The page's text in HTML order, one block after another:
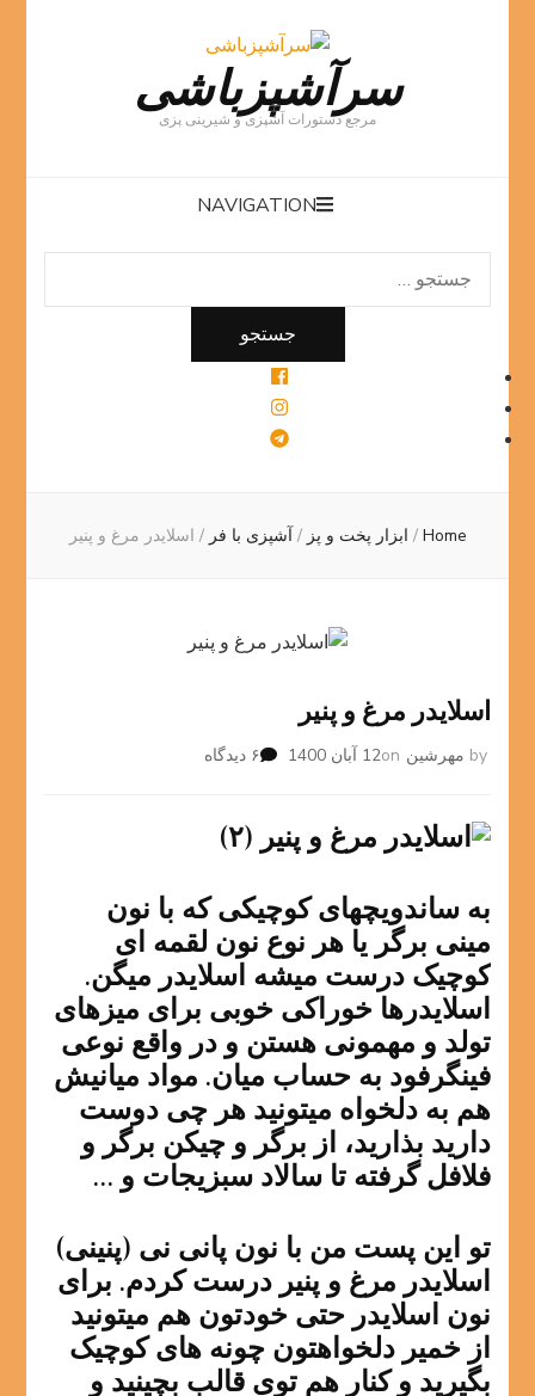
سرآشپزباشی
مرجع دستورات آشپزی و شیرینی پزی
NAVIGATION
Home
/ ابزار پخت و پز/ آشپزی با فر/ اسلایدر مرغ و پنیر
اسلایدر مرغ و پنیر
by مهرشین on12 آبان 1400 ۶ دیدگاه
به ساندویچهای کوچیکی که با نون
مینی برگر یا هر نوع نون لقمه ای
کوچیک درست میشه اسلایدر میگن.
اسلایدرها خوراکی خوبی برای میزهای
تولد و مهمونی هستن و در واقع نوعی
فینگرفود به حساب میان. مواد میانیش
هم به دلخواه میتونید هر چی دوست
دارید بذارید، از برگر و چیکن برگر و
فلافل گرفته تا سالاد سبزیجات و …
تو این پست من با نون پانی نی (پنینی)
اسلایدر مرغ و پنیر درست کردم. برای
نون اسلایدر حتی خودتون هم میتونید
از خمیر دلخواهتون چونه های کوچیک
بگیرید و کنار هم توی قالب بچینید و